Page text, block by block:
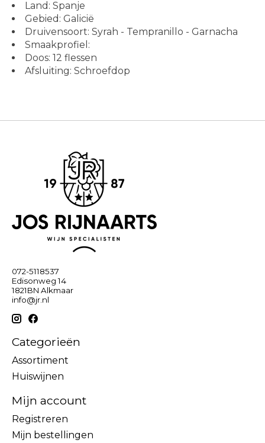
Land: Spanje
Gebied: Galicië
Druivensoort: Syrah - Tempranillo - Garnacha
Smaakprofiel:
Doos: 12 flessen
Afsluiting: Schroefdop
072-5118537
Edisonweg 14
1821BN Alkmaar
info@jr.nl
Categorieën
Assortiment
Huiswijnen
Mijn account
Registreren
Mijn bestellingen